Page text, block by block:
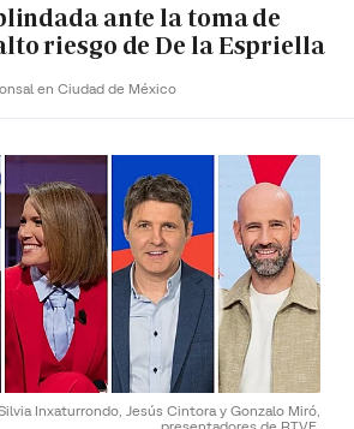
ante la toma de
riesgo de De la Espriella
en Ciudad de México
Inxaturrondo, Jesús Cintora y Gonzalo Miró,